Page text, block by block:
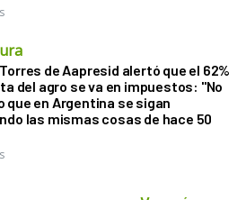
de Aapresid alertó que el 62%
del agro se va en impuestos: "No
que en Argentina se sigan
las mismas cosas de hace 50